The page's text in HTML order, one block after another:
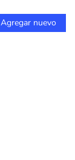
Agregar nuevo